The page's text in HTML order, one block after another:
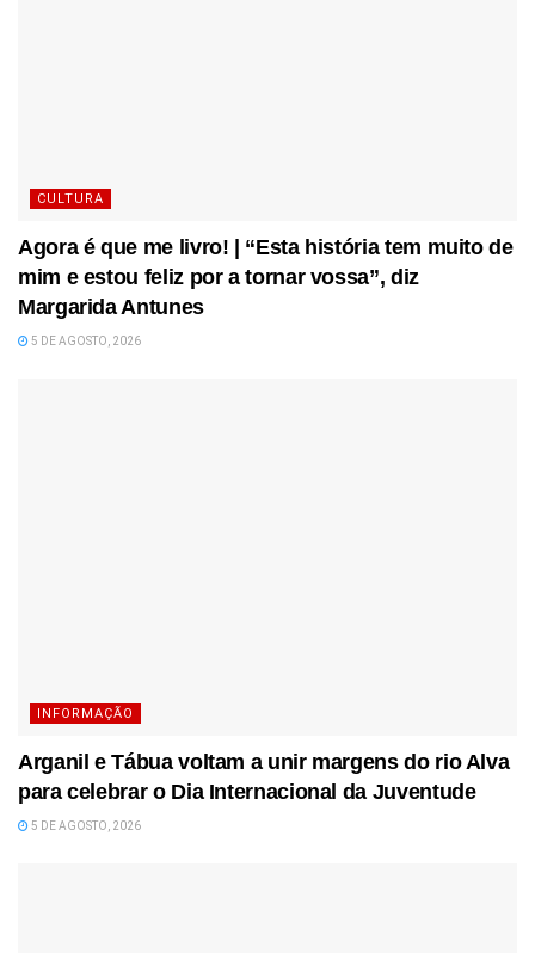
CULTURA
Agora é que me livro! | “Esta história tem muito de
mim e estou feliz por a tornar vossa”, diz
Margarida Antunes
5 DE AGOSTO, 2026
INFORMAÇÃO
Arganil e Tábua voltam a unir margens do rio Alva
para celebrar o Dia Internacional da Juventude
5 DE AGOSTO, 2026